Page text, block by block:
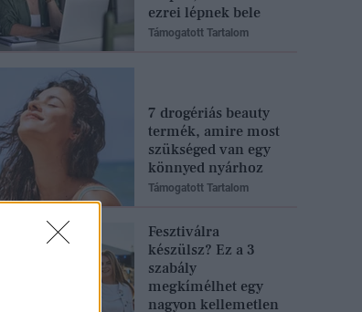
ezrei lépnek bele
Támogatott Tartalom
7 drogériás beauty
termék, amire most
szükséged van egy
könnyed nyárhoz
Támogatott Tartalom
Fesztiválra
készülsz? Ez a 3
szabály
megkímélhet egy
nagyon kellemetlen